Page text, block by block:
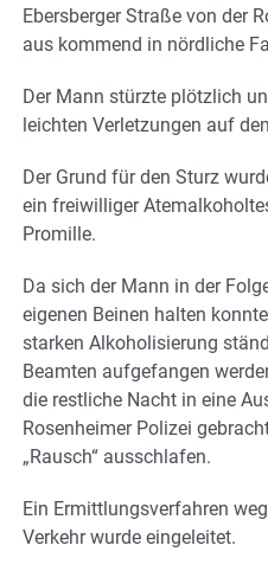
Ebersberger Straße von der
aus kommend in nördliche
Der Mann stürzte plötzlich
leichten Verletzungen auf
Der Grund für den Sturz
ein freiwilliger
Promille.
Da sich der Mann in der
eigenen Beinen halten
starken Alkoholisierung
Beamten aufgefangen
die restliche Nacht in eine
Rosenheimer Polizei
„Rausch“ ausschlafen.
Ein Ermittlungsverfahren
Verkehr wurde eingeleitet.